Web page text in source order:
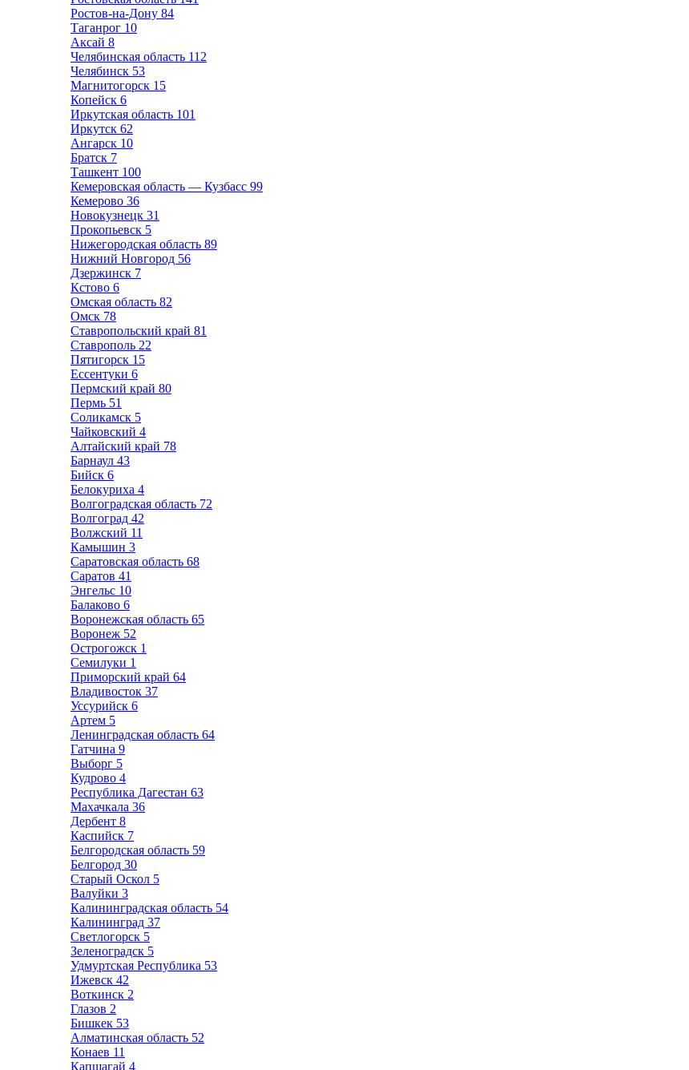
Ростов-на-Дону 84
Таганрог 10
Аксай 8
Челябинская область 112
Челябинск 53
Магнитогорск 15
Копейск 6
Иркутская область 101
Иркутск 62
Ангарск 10
Братск 7
Ташкент 100
Кемеровская область — Кузбасс 99
Кемерово 36
Новокузнецк 31
Прокопьевск 5
Нижегородская область 89
Нижний Новгород 56
Дзержинск 7
Кстово 6
Омская область 82
Омск 78
Ставропольский край 81
Ставрополь 22
Пятигорск 15
Ессентуки 6
Пермский край 80
Пермь 51
Соликамск 5
Чайковский 4
Алтайский край 78
Барнаул 43
Бийск 6
Белокуриха 4
Волгоградская область 72
Волгоград 42
Волжский 11
Камышин 3
Саратовская область 68
Саратов 41
Энгельс 10
Балаково 6
Воронежская область 65
Воронеж 52
Острогожск 1
Семилуки 1
Приморский край 64
Владивосток 37
Уссурийск 6
Артем 5
Ленинградская область 64
Гатчина 9
Выборг 5
Кудрово 4
Республика Дагестан 63
Махачкала 36
Дербент 8
Каспийск 7
Белгородская область 59
Белгород 30
Старый Оскол 5
Валуйки 3
Калининградская область 54
Калининград 37
Светлогорск 5
Зеленоградск 5
Удмуртская Республика 53
Ижевск 42
Воткинск 2
Глазов 2
Бишкек 53
Алматинская область 52
Конаев 11
Капшагай 4